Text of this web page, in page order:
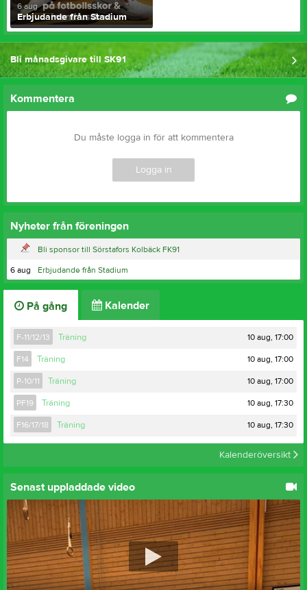
6 aug
Erbjudande från Stadium
Bli månadsgivare till SK91
Kommentera
Du måste logga in för att kommentera
Logga in
Nyheter från föreningen
Bli sponsor till Sörstafors Kolbäck FK91
6 aug
Erbjudande från Stadium
På gång Kalender
F-11/12/13 Träning 10 aug, 17:00
F14 Träning 10 aug, 17:00
P-10/11 Träning 10 aug, 17:00
PF19 Träning 10 aug, 17:30
F16/17/18 Träning 10 aug, 17:30
Kalenderöversikt
Senast uppladdade video